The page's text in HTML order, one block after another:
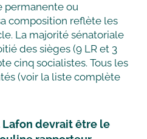
permanente ou
composition reflète les
La majorité sénatoriale
des sièges (9 LR et 3
cinq socialistes. Tous les
(voir la liste complète
devrait être le